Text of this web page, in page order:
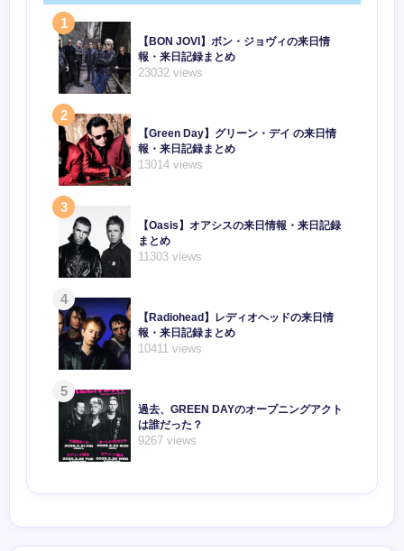
1
【BON JOVI】ボン・ジョヴィの来日情
報・来日記録まとめ
23032 views
2
【Green Day】グリーン・デイ の来日情
報・来日記録まとめ
13014 views
3
【Oasis】オアシスの来日情報・来日記録
まとめ
11303 views
4
【Radiohead】レディオヘッドの来日情
報・来日記録まとめ
10411 views
5
過去、GREEN DAYのオープニングアクト
は誰だった？
9267 views